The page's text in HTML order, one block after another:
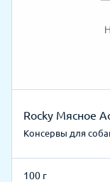
Rocky Мясное
Консервы для
100 г